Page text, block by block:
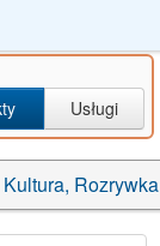
Usługi
Kultura, Rozrywka